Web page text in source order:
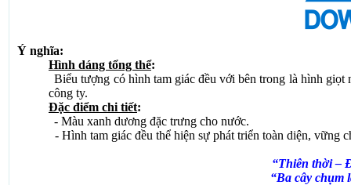
Ý nghĩa:
Hình dáng tổng thể:
Biểu tượng có hình tam giác đều với bên trong là hình giọt
công ty.
Đặc điểm chi tiết:
- Màu xanh dương đặc trưng cho nước.
- Hình tam giác đều thể hiện sự phát triển toàn diện, vững
“Thiên thời –
“Ba cây chụm